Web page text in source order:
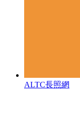
ALTC長照網